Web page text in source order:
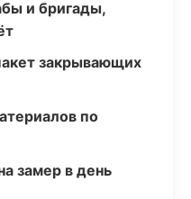
и бригады,
закрывающих
по
замер в день